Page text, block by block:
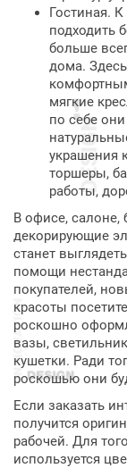
Гостиная.
подходить
больше
дома.
мягкие
по себе
украшения
торшеры,
работы,
В офисе, салоне,
декорирующие
станет
помощи
покупателей,
красоты
роскошно
вазы,
кушетки. Ради
роскошью они
Если заказать
получится
рабочей. Для
используется